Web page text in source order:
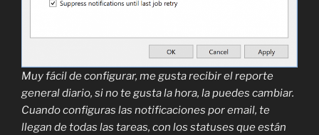
Muy fácil de configurar, me gusta recibir el reporte
general diario, si no te gusta la hora, la puedes cambiar.
Cuando configuras las notificaciones por email, te
llegan de todas las tareas, con los statuses que están